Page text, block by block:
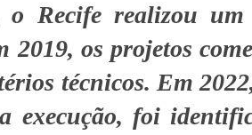
o Recife realizou
2019, os projetos
técnicos. Em
execução, foi